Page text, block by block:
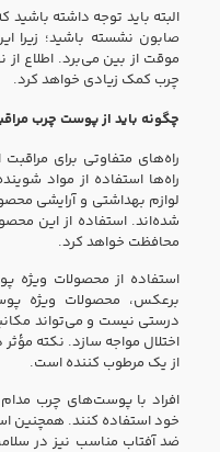
البته باید توجه داشته باشید
صابون نشسته باشید؛ زیرا
موقت از بین می‌برد. اطلاع
چرب کمک زیادی خواهد کرد.
چگونه باید از پوست چرب
راه‌های متفاوتی برای
راه‌ها استفاده از مواد
لوازم بهداشتی و آرایشی
شده‌اند. استفاده از این
محافظت خواهد کرد.
استفاده از محصولات
برعکس، محصولات ویژه
درستی نیست و می‌تواند
اختلال مواجه سازد. نکته
از یک مرطوب کننده است.
افراد با پوست‌های چرب
خود استفاده کنند. همچنین
ضد آفتاب مناسب نیز در